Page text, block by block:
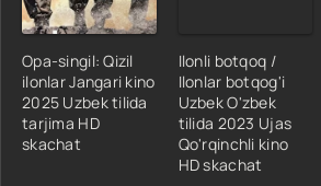
Opa-singil: Qizil
ilonlar Jangari kino
2025 Uzbek tilida
tarjima HD
skachat
Ilonli botqoq /
Ilonlar botqog'i
Uzbek O'zbek
tilida 2023 Ujas
Qo'rqinchli kino
HD skachat